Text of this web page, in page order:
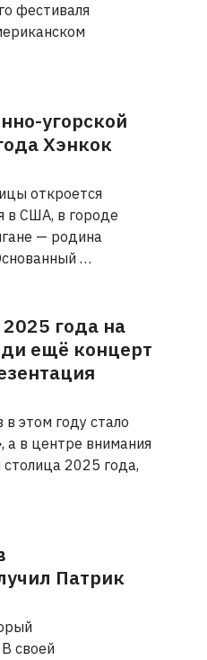
фестиваля
угорской
Хэнкок
откроется
в США, в городе
— родина
…
года на
ещё концерт
этом году стало
в центре внимания
2025 года,
Патрик
своей